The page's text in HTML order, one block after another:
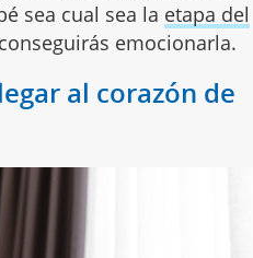
sea cual sea la etapa del
emocionarla.
al corazón de